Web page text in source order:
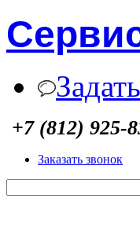
+7 (812)
Заказать звонок